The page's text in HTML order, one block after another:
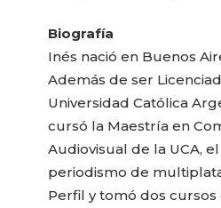
Biografía
Inés nació en Buenos
Además de ser
Universidad Católica
cursó la Maestría en
Audiovisual de la UCA,
periodismo de
Perfil y tomó dos